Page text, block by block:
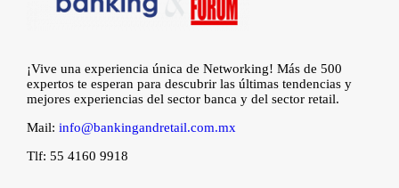
¡Vive una experiencia única de Networking! Más de 500
expertos te esperan para descubrir las últimas tendencias y
mejores experiencias del sector banca y del sector retail.
Mail: info@bankingandretail.com.mx
Tlf: 55 4160 9918